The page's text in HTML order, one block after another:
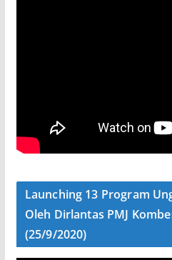
Launching 13 Program
Oleh Dirlantas PMJ
(25/9/2020)